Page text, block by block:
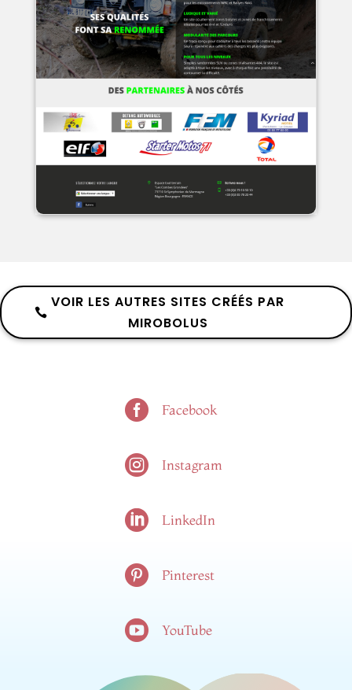
VOIR LES AUTRES SITES CRÉÉS PAR
MIROBOLUS
 Facebook
 Instagram
 LinkedIn
 Pinterest
 YouTube